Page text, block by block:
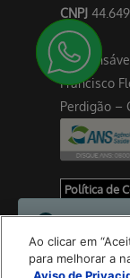
CNPJ
Francisco
Perdigão –
Política de
Nó:
Ao clicar em
para melhorar a